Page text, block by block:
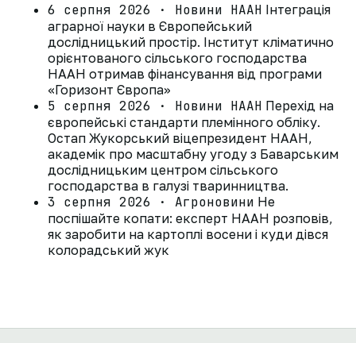
6 серпня 2026 · Новини НААН Інтеграція
аграрної науки в Європейський
дослідницький простір. Інститут кліматично
орієнтованого сільського господарства
НААН отримав фінансування від програми
«Горизонт Європа»
5 серпня 2026 · Новини НААН Перехід на
європейські стандарти племінного обліку.
Остап Жукорський віцепрезидент НААН,
академік про масштабну угоду з Баварським
дослідницьким центром сільського
господарства в галузі тваринництва.
3 серпня 2026 · Агроновини Не
поспішайте копати: експерт НААН розповів,
як заробити на картоплі восени і куди дівся
колорадський жук